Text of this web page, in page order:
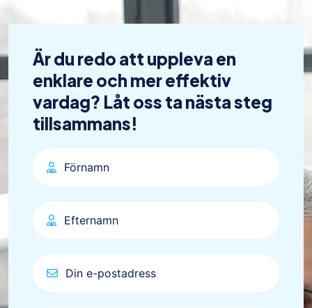
Är du redo att uppleva en
enklare och mer effektiv
vardag? Låt oss ta nästa steg
tillsammans!